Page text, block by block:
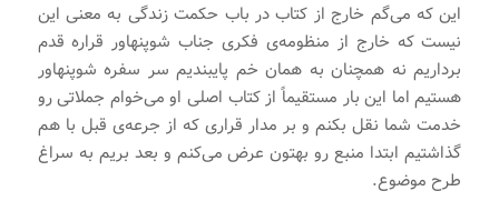
این که می‌گم خارج از کتاب در باب حکمت زندگی به معنی این
نیست که خارج از منظومه‌ی فکری جناب شوپنهاور قراره قدم
برداریم نه همچنان به همان خم پایبندیم سر سفره شوپنهاور
هستیم اما این بار مستقیماً از کتاب اصلی او می‌خوام جملاتی رو
خدمت شما نقل بکنم و بر مدار قراری که از جرعه‌ی قبل با هم
گذاشتیم ابتدا منبع رو بهتون عرض می‌کنم و بعد بریم به سراغ
طرح موضوع.